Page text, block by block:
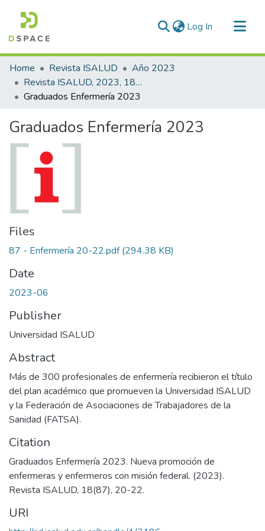
Log In (current)
Communities & Collections
All of DSpace
Statistics
Home Revista ISALUD
Año 2023
Revista ISALUD, 2023, 18(87)
Graduados Enfermería 2023
Graduados Enfermería 2023
Files
87 - Enfermería 20-22.pdf(294.38 KB)
Date
2023-06
Publisher
Universidad ISALUD
Abstract
Más de 300 profesionales de enfermería recibieron el título
del plan académico que promueven la Universidad ISALUD
y la Federación de Asociaciones de Trabajadores de la
Sanidad (FATSA).
Citation
Graduados Enfermería 2023. Nueva promoción de
enfermeras y enfermeros con misión federal. (2023).
Revista ISALUD, 18(87), 20-22.
URI